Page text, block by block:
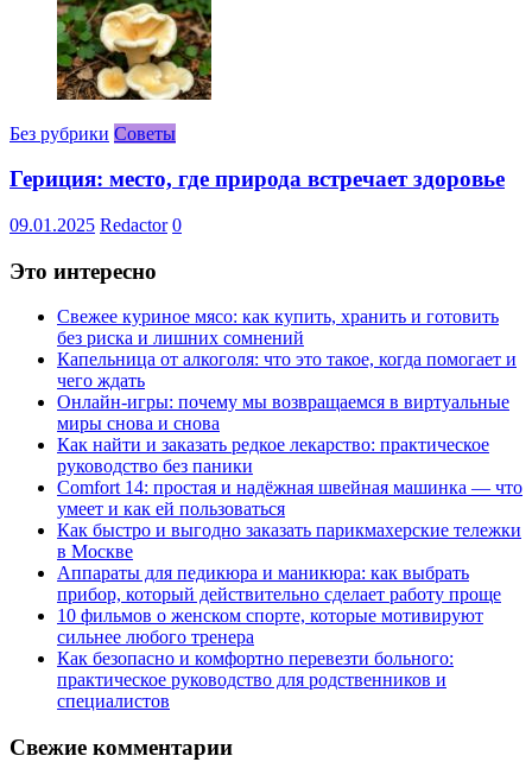
Без рубрики Советы
Гериция: место, где природа встречает здоровье
09.01.2025 Redactor 0
Это интересно
Свежее куриное мясо: как купить, хранить и готовить
без риска и лишних сомнений
Капельница от алкоголя: что это такое, когда помогает и
чего ждать
Онлайн-игры: почему мы возвращаемся в виртуальные
миры снова и снова
Как найти и заказать редкое лекарство: практическое
руководство без паники
Comfort 14: простая и надёжная швейная машинка — что
умеет и как ей пользоваться
Как быстро и выгодно заказать парикмахерские тележки
в Москве
Аппараты для педикюра и маникюра: как выбрать
прибор, который действительно сделает работу проще
10 фильмов о женском спорте, которые мотивируют
сильнее любого тренера
Как безопасно и комфортно перевезти больного:
практическое руководство для родственников и
специалистов
Свежие комментарии